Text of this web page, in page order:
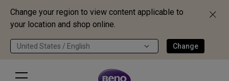
Change your region to view content applicable to
your location and shop online.
United States / English Change